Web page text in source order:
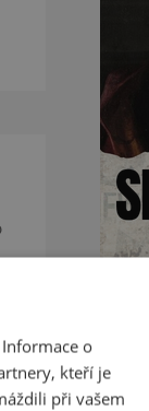
o
kteří je
při vašem